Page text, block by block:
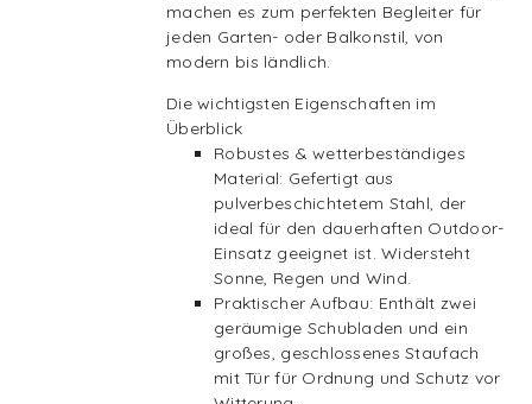
machen es zum perfekten Begleiter für
jeden Garten- oder Balkonstil, von
modern bis ländlich.
Die wichtigsten Eigenschaften im
Überblick
Robustes & wetterbeständiges
Material: Gefertigt aus
pulverbeschichtetem Stahl, der
ideal für den dauerhaften Outdoor-
Einsatz geeignet ist. Widersteht
Sonne, Regen und Wind.
Praktischer Aufbau: Enthält zwei
geräumige Schubladen und ein
großes, geschlossenes Staufach
mit Tür für Ordnung und Schutz vor